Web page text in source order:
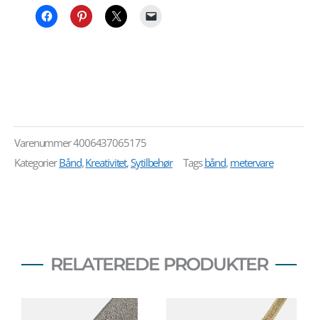
Varenummer4006437065175
Kategorier Bånd,Kreativitet,Sytilbehør Tags bånd, metervare
RELATEREDE PRODUKTER